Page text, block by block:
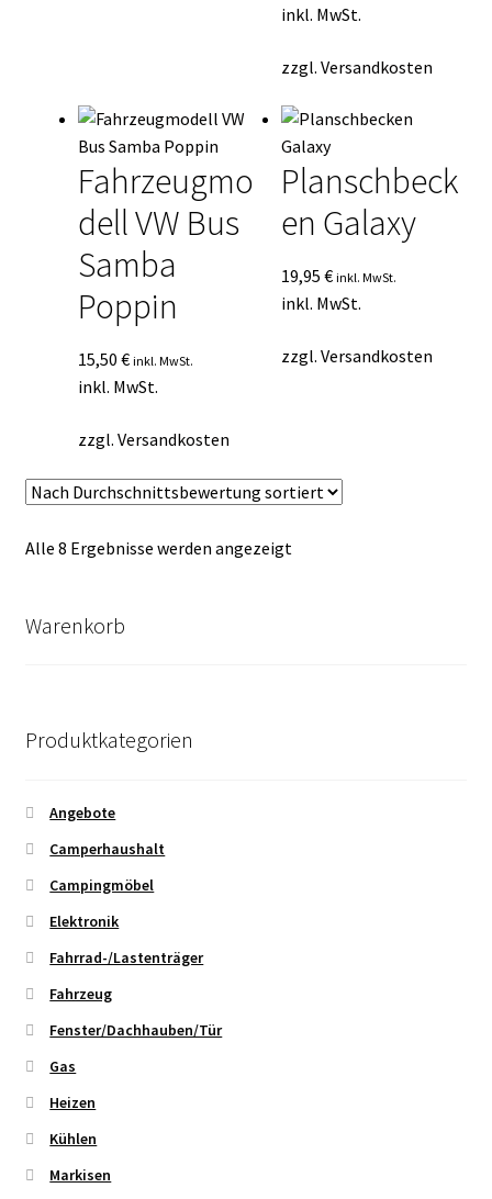
inkl. MwSt.
zzgl.Versandkosten
Fahrzeugmo
dell VW Bus
Samba
Poppin
15,50 € inkl. MwSt.
inkl. MwSt.
zzgl. Versandkosten
Planschbeck
en Galaxy
19,95€ inkl. MwSt.
inkl. MwSt.
zzgl.Versandkosten
Alle 8 Ergebnisse werden angezeigtNach
Warenkorb
Produktkategorien
Angebote
Camperhaushalt
Campingmöbel
Elektronik
Fahrrad-/Lastenträger
Fahrzeug
Fenster/Dachhauben/Tür
Gas
Heizen
Kühlen
Markisen